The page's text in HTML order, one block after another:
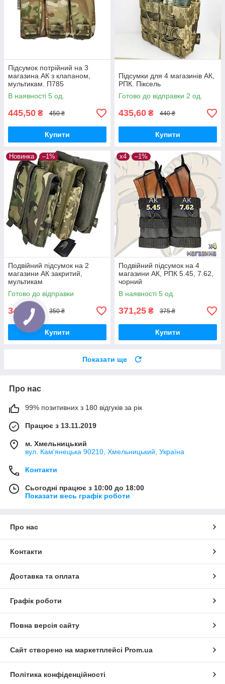
Підсумок потрійний на 3
магазина АК з клапаном,
мультикам. П785
В наявності 5 од.
445,50 ₴ 450 ₴
Купити
Підсумки для 4 магазинів АК,
РПК. Піксель
Готово до відправки 2 од.
435,60 ₴ 440 ₴
Купити
Новинка –1%
Подвійний підсумок на 2
магазини АК закритий,
мультикам
Готово до відправки
346,50 ₴ 350 ₴
Купити
х4 –1%
Подвійний підсумок на 4
магазини АК, РПК 5.45, 7.62,
чорний
В наявності 5 од.
371,25 ₴ 375 ₴
Купити
Показати ще
Про нас
99% позитивних з 180 відгуків за рік
Працює з 13.11.2019
м. Хмельницький
вул. Кам'янецька 90210, Хмельницький, Україна
Контакти
Сьогодні працює з 10:00 до 18:00
Показати весь графік роботи
Про нас
Контакти
Доставка та оплата
Графік роботи
Повна версія сайту
Сайт створено на маркетплейсі Prom.ua
Політика конфіденційності